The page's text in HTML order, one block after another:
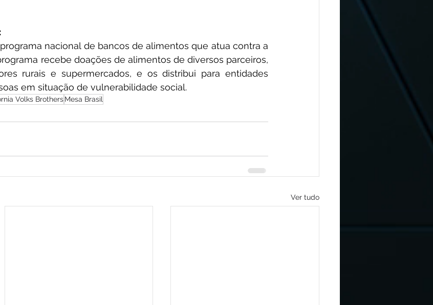
nacional de bancos de alimentos que atua contra a
recebe doações de alimentos de diversos parceiros,
rurais e supermercados, e os distribui para entidades
em situação de vulnerabilidade social.
Volks BrothersMesa Brasil
Ver tudo